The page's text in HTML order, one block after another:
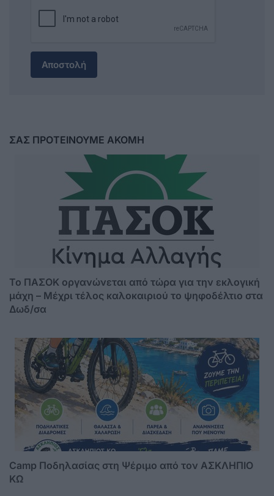
Αποστολή
ΣΑΣ ΠΡΟΤΕΙΝΟΥΜΕ ΑΚΟΜΗ
Το ΠΑΣΟΚ οργανώνεται από τώρα για την εκλογική
μάχη – Μέχρι τέλος καλοκαιριού το ψηφοδέλτιο στα
Δωδ/σα
Camp Ποδηλασίας στη Ψέριμο από τον ΑΣΚΛΗΠΙΟ
ΚΩ